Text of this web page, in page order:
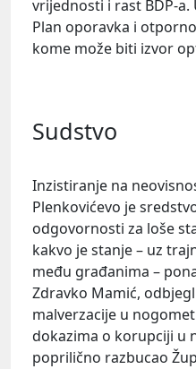
vrijednosti i rast BDP-
Plan oporavka i
kome može biti izvor
Sudstvo
Inzistiranje na
Plenkovićevo je
odgovornosti za loše
kakvo je stanje – uz
među građanima –
Zdravko Mamić,
malverzacije u
dokazima o korupciji u
poprilično razbucao